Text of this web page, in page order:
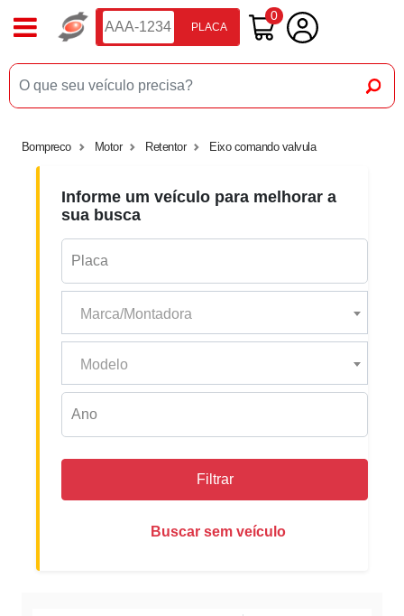
PLACA
0
Bompreco Motor Retentor Eixo comando valvula
Informe um veículo para melhorar a
sua busca
Marca/Montadora
Modelo
Filtrar
Buscar sem veículo